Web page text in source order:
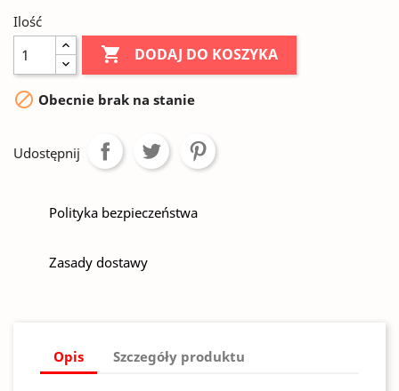
Ilość
 DODAJ DO KOSZYKA
 Obecnie brak na stanie
Udostępnij
Polityka bezpieczeństwa
Zasady dostawy
Opis Szczegóły produktu